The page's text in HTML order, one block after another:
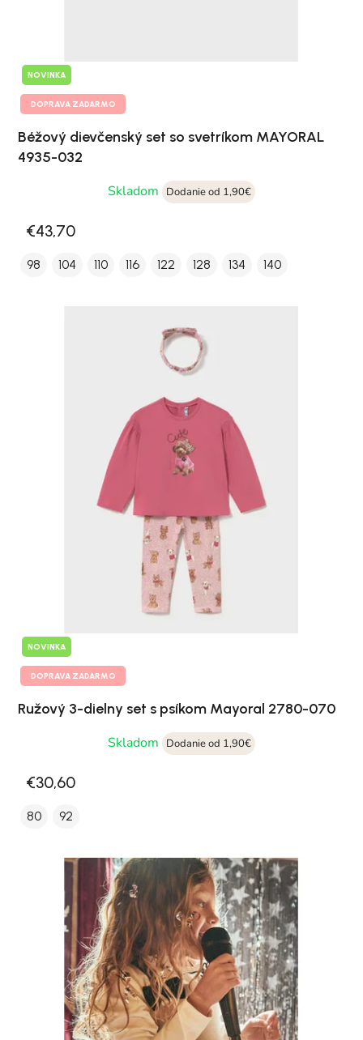
NOVINKA
DOPRAVA ZADARMO
Béžový dievčenský set so svetríkom MAYORAL
4935-032
Skladom
Dodanie od 1,90€
€43,70
98 104 110 116 122 128 134 140
NOVINKA
DOPRAVA ZADARMO
Ružový 3-dielny set s psíkom Mayoral 2780-070
Skladom
Dodanie od 1,90€
€30,60
80 92